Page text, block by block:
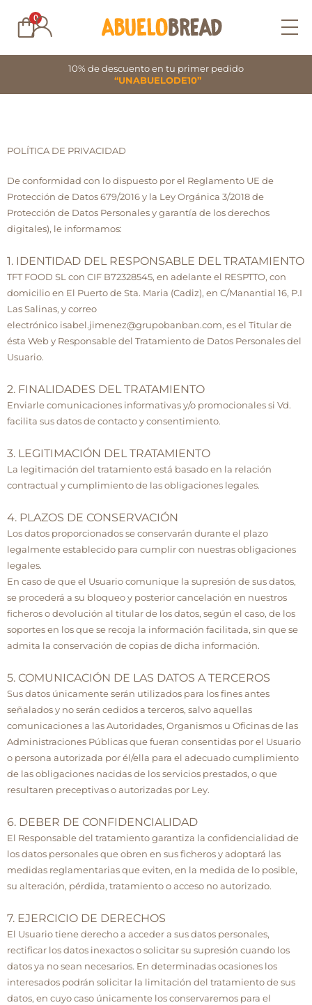
contenido
0
10% de descuento en tu primer pedido
“UNABUELODE10”
POLÍTICA DE PRIVACIDAD
De conformidad con lo dispuesto por el Reglamento UE de
Protección de Datos 679/2016 y la Ley Orgánica 3/2018 de
Protección de Datos Personales y garantía de los derechos
digitales), le informamos:
1. IDENTIDAD DEL RESPONSABLE DEL TRATAMIENTO
TFT FOOD SL con CIF B72328545, en adelante el RESPTTO, con
domicilio en El Puerto de Sta. Maria (Cadiz), en C/Manantial 16, P.I
Las Salinas, y correo
electrónico isabel.jimenez@grupobanban.com, es el Titular de
ésta Web y Responsable del Tratamiento de Datos Personales del
Usuario.
2. FINALIDADES DEL TRATAMIENTO
Enviarle comunicaciones informativas y/o promocionales si Vd.
facilita sus datos de contacto y consentimiento.
3. LEGITIMACIÓN DEL TRATAMIENTO
La legitimación del tratamiento está basado en la relación
contractual y cumplimiento de las obligaciones legales.
4. PLAZOS DE CONSERVACIÓN
Los datos proporcionados se conservarán durante el plazo
legalmente establecido para cumplir con nuestras obligaciones
legales.
En caso de que el Usuario comunique la supresión de sus datos,
se procederá a su bloqueo y posterior cancelación en nuestros
ficheros o devolución al titular de los datos, según el caso, de los
soportes en los que se recoja la información facilitada, sin que se
admita la conservación de copias de dicha información.
5. COMUNICACIÓN DE LAS DATOS A TERCEROS
Sus datos únicamente serán utilizados para los fines antes
señalados y no serán cedidos a terceros, salvo aquellas
comunicaciones a las Autoridades, Organismos u Oficinas de las
Administraciones Públicas que fueran consentidas por el Usuario
o persona autorizada por él/ella para el adecuado cumplimiento
de las obligaciones nacidas de los servicios prestados, o que
resultaren preceptivas o autorizadas por Ley.
6. DEBER DE CONFIDENCIALIDAD
El Responsable del tratamiento garantiza la confidencialidad de
los datos personales que obren en sus ficheros y adoptará las
medidas reglamentarias que eviten, en la medida de lo posible,
su alteración, pérdida, tratamiento o acceso no autorizado.
7. EJERCICIO DE DERECHOS
El Usuario tiene derecho a acceder a sus datos personales,
rectificar los datos inexactos o solicitar su supresión cuando los
datos ya no sean necesarios. En determinadas ocasiones los
interesados podrán solicitar la limitación del tratamiento de sus
datos, en cuyo caso únicamente los conservaremos para el